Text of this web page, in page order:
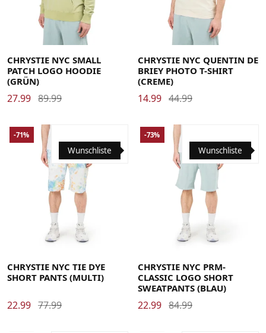
Medium X-Large
CHRYSTIE NYC SMALL
PATCH LOGO HOODIE
(GRÜN)
27.99 89.99
Medium Small X-Large
CHRYSTIE NYC QUENTIN DE
BRIEY PHOTO T-SHIRT
(CREME)
14.99 44.99
Medium X-Large
Wunschliste
-71%
CHRYSTIE NYC TIE DYE
SHORT PANTS (MULTI)
22.99 77.99
X-Large
Wunschliste
-73%
CHRYSTIE NYC PRM-
CLASSIC LOGO SHORT
SWEATPANTS (BLAU)
22.99 84.99